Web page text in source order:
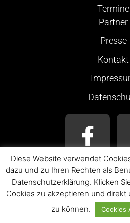
Termine
Partner
Presse
Kontakt
© 2026 LAURA
ALLE ANGABEN
Diese Website verwendet
dazu und zu Ihren Rechten als
Datenschutzerklärung. Klicken
Cookies zu akzeptieren und
zu können.
Cookies